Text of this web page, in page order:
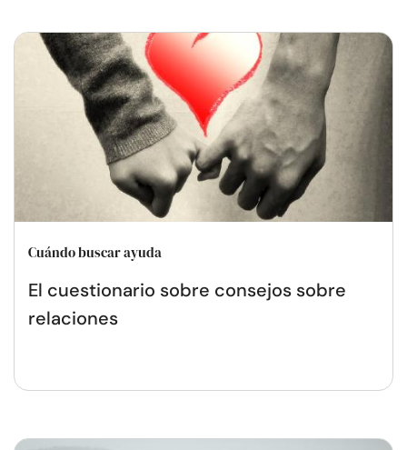
Cuándo buscar ayuda
El cuestionario sobre consejos sobre
relaciones